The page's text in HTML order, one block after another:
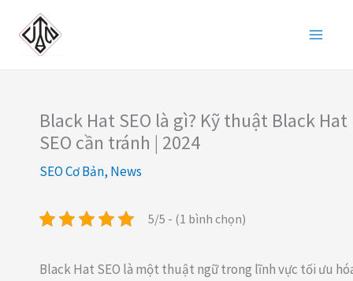
Black Hat SEO là gì? Kỹ thuật Black Hat
SEO cần tránh | 2024
SEO Cơ Bản, News
5/5 - (1 bình chọn)
Black Hat SEO là một thuật ngữ trong lĩnh vực tối ưu